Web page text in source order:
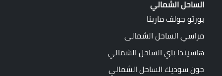
الساحل الشمالي
بورتو جولف مارينا
مراسي الساحل الشمالى
هاسيندا باي الساحل الشمالي
جون سوديك الساحل الشمالي